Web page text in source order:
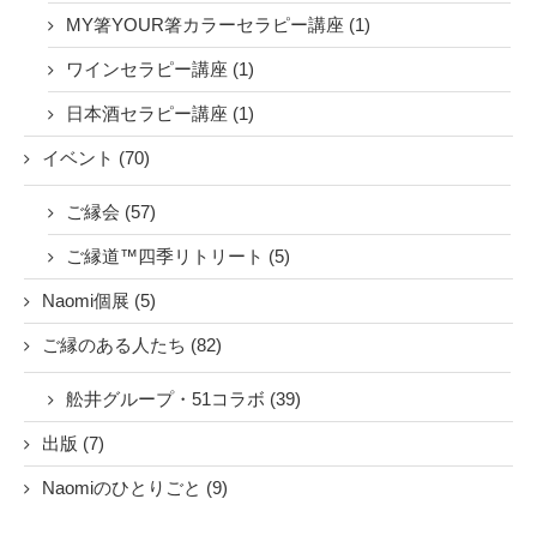
MY箸YOUR箸カラーセラピー講座 (1)
ワインセラピー講座 (1)
日本酒セラピー講座 (1)
イベント (70)
ご縁会 (57)
ご縁道™四季リトリート (5)
Naomi個展 (5)
ご縁のある人たち (82)
舩井グループ・51コラボ (39)
出版 (7)
Naomiのひとりごと (9)